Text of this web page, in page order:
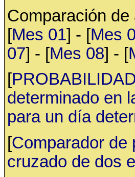
Comparación
[Mes 01] - [Mes
07] - [Mes 08] - [
[
determinado en
para un día
[Comparador de
cruzado de dos